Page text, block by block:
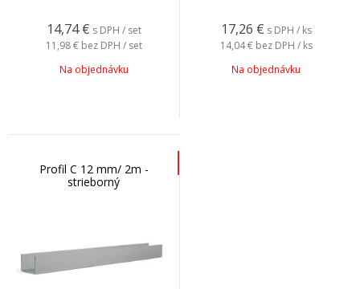
14,74 € s DPH / set
11,98 € bez DPH / set
Na objednávku
17,26 € s DPH / ks
14,04 € bez DPH / ks
Na objednávku
Profil C 12 mm/ 2m -
strieborný